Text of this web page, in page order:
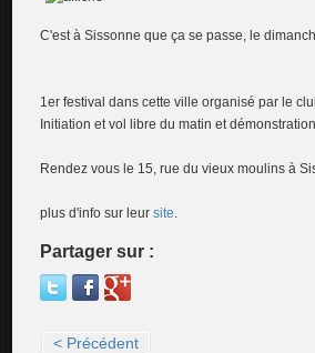
C'est à Sissonne que ça se passe, le
1er festival dans cette ville organisé par le
Initiation et vol libre du matin et
Rendez vous le 15, rue du vieux moulins à
plus d'info sur leursite.
Partager sur :
< Précédent